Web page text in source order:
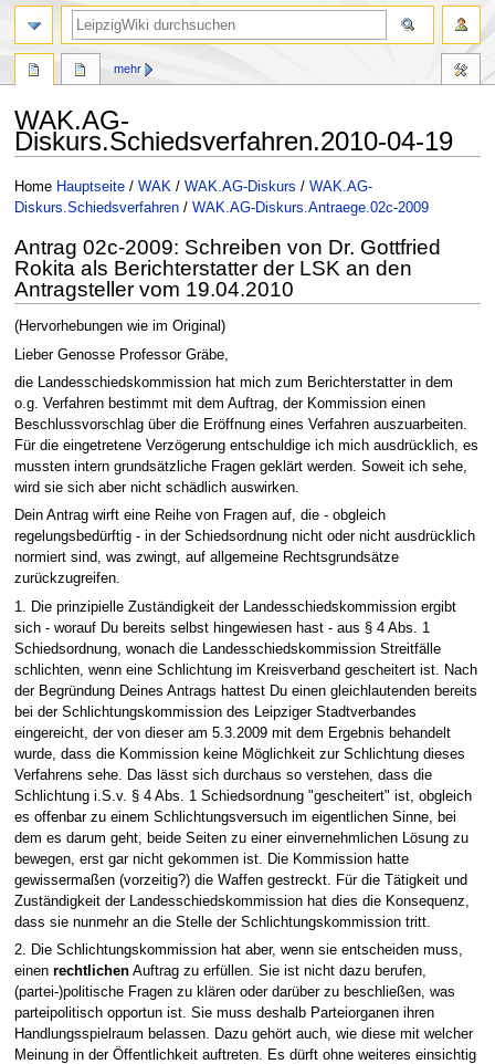
WAK.AG-
Diskurs.Schiedsverfahren.2010-04-19
Zur
Navigation
Zur
Suche
Home Hauptseite/ WAK / WAK.AG-Diskurs / WAK.AG-
Diskurs.Schiedsverfahren/ WAK.AG-Diskurs.Antraege.02c-2009
Antrag 02c-2009: Schreiben von Dr. Gottfried
Rokita als Berichterstatter der LSK an den
Antragsteller vom 19.04.2010
(Hervorhebungen wie im Original)
Lieber Genosse Professor Gräbe,
die Landesschiedskommission hat mich zum Berichterstatter in dem
o.g. Verfahren bestimmt mit dem Auftrag, der Kommission einen
Beschlussvorschlag über die Eröffnung eines Verfahren auszuarbeiten.
Für die eingetretene Verzögerung entschuldige ich mich ausdrücklich, es
mussten intern grundsätzliche Fragen geklärt werden. Soweit ich sehe,
wird sie sich aber nicht schädlich auswirken.
Dein Antrag wirft eine Reihe von Fragen auf, die - obgleich
regelungsbedürftig - in der Schiedsordnung nicht oder nicht ausdrücklich
normiert sind, was zwingt, auf allgemeine Rechtsgrundsätze
zurückzugreifen.
1. Die prinzipielle Zuständigkeit der Landesschiedskommission ergibt
sich - worauf Du bereits selbst hingewiesen hast - aus § 4 Abs. 1
Schiedsordnung, wonach die Landesschiedskommission Streitfälle
schlichten, wenn eine Schlichtung im Kreisverband gescheitert ist. Nach
der Begründung Deines Antrags hattest Du einen gleichlautenden bereits
bei der Schlichtungskommission des Leipziger Stadtverbandes
eingereicht, der von dieser am 5.3.2009 mit dem Ergebnis behandelt
wurde, dass die Kommission keine Möglichkeit zur Schlichtung dieses
Verfahrens sehe. Das lässt sich durchaus so verstehen, dass die
Schlichtung i.S.v. § 4 Abs. 1 Schiedsordnung "gescheitert" ist, obgleich
es offenbar zu einem Schlichtungsversuch im eigentlichen Sinne, bei
dem es darum geht, beide Seiten zu einer einvernehmlichen Lösung zu
bewegen, erst gar nicht gekommen ist. Die Kommission hatte
gewissermaßen (vorzeitig?) die Waffen gestreckt. Für die Tätigkeit und
Zuständigkeit der Landesschiedskommission hat dies die Konsequenz,
dass sie nunmehr an die Stelle der Schlichtungskommission tritt.
2. Die Schlichtungskommission hat aber, wenn sie entscheiden muss,
einen rechtlichenAuftrag zu erfüllen. Sie ist nicht dazu berufen,
(partei-)politische Fragen zu klären oder darüber zu beschließen, was
parteipolitisch opportun ist. Sie muss deshalb Parteiorganen ihren
Handlungsspielraum belassen. Dazu gehört auch, wie diese mit welcher
Meinung in der Öffentlichkeit auftreten. Es dürft ohne weiteres einsichtig
mehr